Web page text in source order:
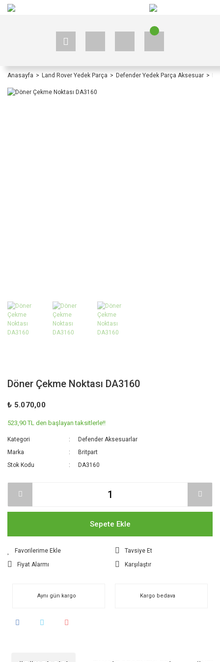
Anasayfa Land Rover Yedek Parça Defender Yedek Parça Aksesuar
Döner Çekme Noktası DA3160
₺ 5.070,00
523,90 TL den başlayan taksitlerle!!
Kategori
Defender Aksesuarlar
Marka
Britpart
Stok Kodu
DA3160
Sepete Ekle
Tavsiye Et
Fiyat Alarmı
Karşılaştır
Aynı gün kargo Kargo bedava